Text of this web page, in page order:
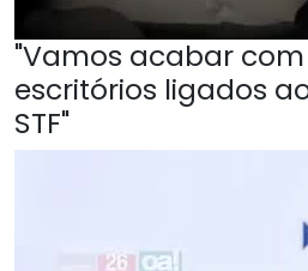
"Vamos acabar
escritórios ligados
STF"